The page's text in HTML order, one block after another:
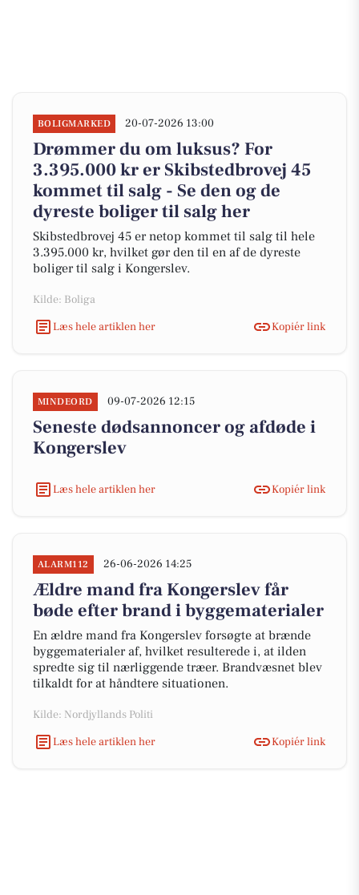
BOLIGMARKED 20-07-2026 13:00
Drømmer du om luksus? For
3.395.000 kr er Skibstedbrovej 45
kommet til salg - Se den og de
dyreste boliger til salg her
Skibstedbrovej 45 er netop kommet til salg til hele
3.395.000 kr, hvilket gør den til en af de dyreste
boliger til salg i Kongerslev.
Kilde: Boliga
Læs hele artiklen her
Kopiér link
MINDEORD 09-07-2026 12:15
Seneste dødsannoncer og afdøde i
Kongerslev
Læs hele artiklen her Kopiér link
ALARM112 26-06-2026 14:25
Ældre mand fra Kongerslev får
bøde efter brand i byggematerialer
En ældre mand fra Kongerslev forsøgte at brænde
byggematerialer af, hvilket resulterede i, at ilden
spredte sig til nærliggende træer. Brandvæsnet blev
tilkaldt for at håndtere situationen.
Kilde: Nordjyllands Politi
Læs hele artiklen her
Kopiér link